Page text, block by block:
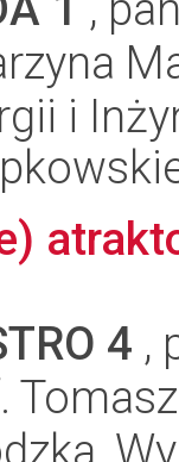
i
4 ,